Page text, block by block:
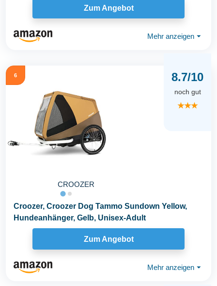
Zum Angebot
Mehr anzeigen ⏷
6
CROOZER
8.7/10
noch gut
★★★
Croozer, Croozer Dog Tammo Sundown Yellow,
Hundeanhänger, Gelb, Unisex-Adult
Zum Angebot
Mehr anzeigen ⏷